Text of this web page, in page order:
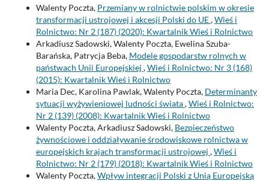
Walenty Poczta, Przemiany w rolnictwie polskim w okresie
transformacji ustrojowej i akcesji Polski do UE,Wieś i
Rolnictwo: Nr 2 (187) (2020): Kwartalnik Wieś i Rolnictwo
Arkadiusz Sadowski, Walenty Poczta, Ewelina Szuba-
Barańska, Patrycja Beba, Modele gospodarstw rolnych w
państwach Unii Europejskiej ,Wieś i Rolnictwo: Nr 3 (168)
(2015): Kwartalnik Wieś i Rolnictwo
Maria Dec, Karolina Pawlak, Walenty Poczta, Determinanty
sytuacji wyżywieniowej ludności świata,Wieś i Rolnictwo:
Nr 2 (139) (2008): Kwartalnik Wieś i Rolnictwo
Walenty Poczta, Arkadiusz Sadowski, Bezpieczeństwo
żywnościowe i oddziaływanie środowiskowe rolnictwa w
europejskich krajach transformacji ustrojowej ,Wieś i
Rolnictwo: Nr 2 (179) (2018): Kwartalnik Wieś i Rolnictwo
Walenty Poczta,Wpływ integracji Polski z Unią Europejską